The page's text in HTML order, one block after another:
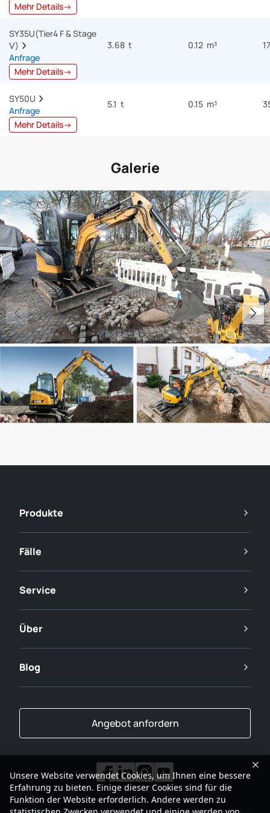
Mehr Details→
SY35U(Tier4 F & Stage
Ⅴ)
Anfrage
Mehr Details→
3.68 t 0.12 m³
SY50U
Anfrage
Mehr Details→
5.1 t 0.15 m³
Galerie
Produkte
Fälle
Service
Über
Blog
Angebot anfordern
Unsere Website verwendet Cookies, um Ihnen eine bessere
Erfahrung zu bieten. Einige dieser Cookies sind für die
Funktion der Website erforderlich. Andere werden zu